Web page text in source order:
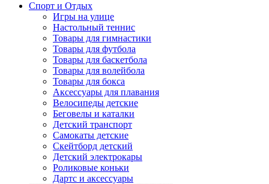
Спорт и Отдых
Игры на улице
Настольный теннис
Товары для гимнастики
Товары для футбола
Товары для баскетбола
Товары для волейбола
Товары для бокса
Аксессуары для плавания
Велосипеды детские
Беговелы и каталки
Детский транспорт
Самокаты детские
Скейтборд детский
Детский электрокары
Роликовые коньки
Дартс и аксессуары